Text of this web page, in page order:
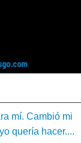
mí. Cambió mi
quería hacer....